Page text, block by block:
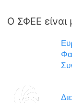
Ο ΣΦΕΕ είναι